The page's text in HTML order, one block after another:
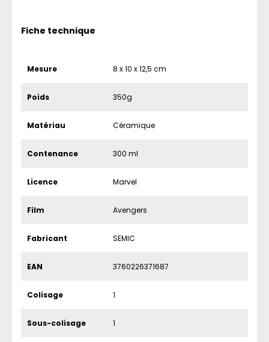
Fiche technique
Mesure 8 x 10 x 12,5 cm
Poids 350g
Matériau Céramique
Contenance 300 ml
Licence Marvel
Film Avengers
Fabricant SEMIC
EAN 3760226371687
Colisage 1
Sous-colisage 1